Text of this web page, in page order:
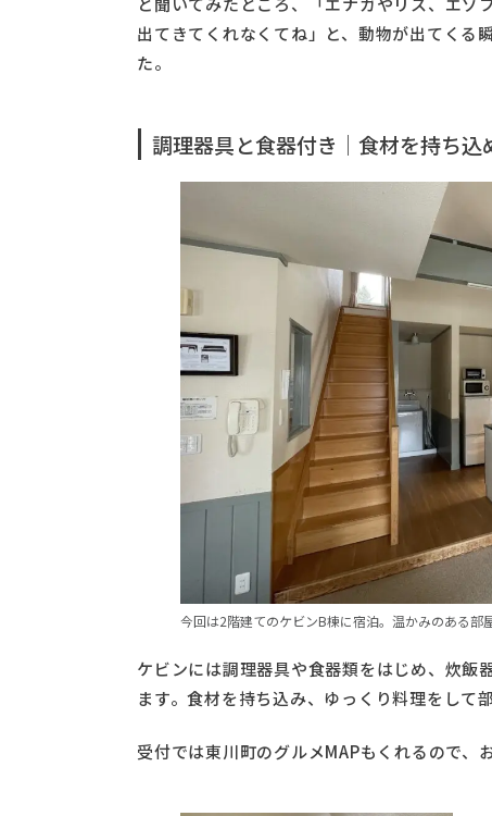
出てきてくれなくてね」と、動物が出てくる
た。
調理器具と食器付き｜食材を持ち込
今回は2階建てのケビンB棟に宿泊。温かみのある部
ケビンには調理器具や食器類をはじめ、炊飯
ます。食材を持ち込み、ゆっくり料理をして
受付では東川町のグルメMAPもくれるので、